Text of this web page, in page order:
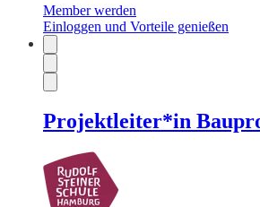
Member werden
Einloggen und Vorteile genießen
Projektleiter*in